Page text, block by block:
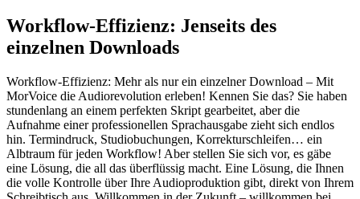
Workflow-Effizienz: Jenseits des
einzelnen Downloads
Workflow-Effizienz: Mehr als nur ein einzelner Download – Mit
MorVoice die Audiorevolution erleben! Kennen Sie das? Sie haben
stundenlang an einem perfekten Skript gearbeitet, aber die
Aufnahme einer professionellen Sprachausgabe zieht sich endlos
hin. Termindruck, Studiobuchungen, Korrekturschleifen… ein
Albtraum für jeden Workflow! Aber stellen Sie sich vor, es gäbe
eine Lösung, die all das überflüssig macht. Eine Lösung, die Ihnen
die volle Kontrolle über Ihre Audioproduktion gibt, direkt von Ihrem